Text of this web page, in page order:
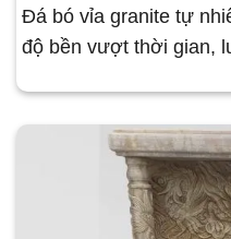
Đá bó vỉa granite tự
độ bền vượt thời gian,